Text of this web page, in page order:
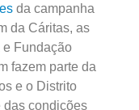
da campanha
da Cáritas, as
Fundação
fazem parte da
e o Distrito
das condições